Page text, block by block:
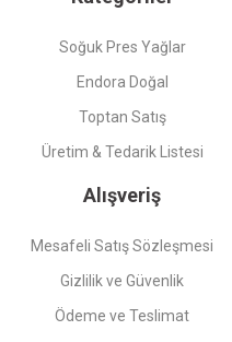
Soğuk Pres Yağlar
Endora Doğal
Toptan Satış
Üretim & Tedarik Listesi
Alışveriş
Mesafeli Satış Sözleşmesi
Gizlilik ve Güvenlik
Ödeme ve Teslimat